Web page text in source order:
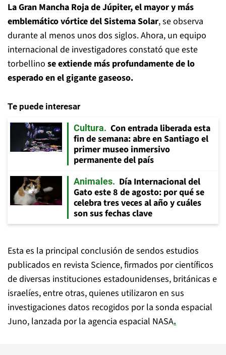
La Gran Mancha Roja de Júpiter, el mayor y más
emblemático vórtice del Sistema Solar, se observa
durante al menos unos dos siglos. Ahora, un equipo
internacional de investigadores constató que este
torbellino se extiende más profundamente de lo
esperado en el gigante gaseoso.
Te puede interesar
Cultura
Con entrada liberada esta
fin de semana: abre en Santiago el
primer museo inmersivo
permanente del país
Animales
Día Internacional del
Gato este 8 de agosto: por qué se
celebra tres veces al año y cuáles
son sus fechas clave
Esta es la principal conclusión de sendos estudios
publicados en revista Science, firmados por científicos
de diversas instituciones estadounidenses, británicas e
israelíes, entre otras, quienes utilizaron en sus
investigaciones datos recogidos por la sonda espacial
Juno, lanzada por la agencia espacial NASA.